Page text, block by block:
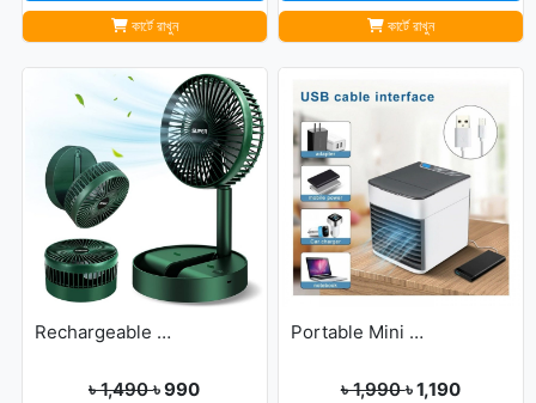
কার্টে রাখুন কার্টে রাখুন
Rechargeable portable Telescopic Table Fan
৳ 1,490৳ 990
Portable Mini USB Air Cooler with 7 Colors LED lights for Office/Home
৳ 1,990৳ 1,190